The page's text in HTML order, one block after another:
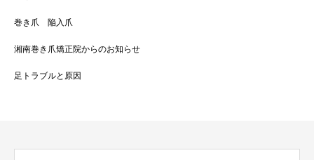
巻き爪 陥入爪
湘南巻き爪矯正院からのお知らせ
足トラブルと原因